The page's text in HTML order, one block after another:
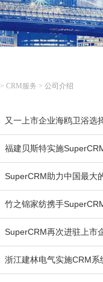
> CRM服务 > 公司介绍
又一上市企业海鸥卫浴选
福建贝斯特实施
SuperCRM助力中国最大
竹之锦家纺携手
SuperCRM再次进驻上市
浙江建林电气实施CRM